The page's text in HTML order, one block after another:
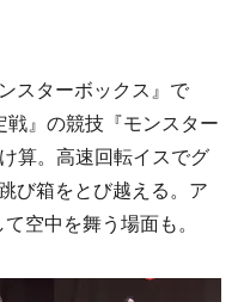
スターボックス』で
』の競技『モンスター
算。高速回転イスでグ
び箱をとび越える。ア
空中を舞う場面も。